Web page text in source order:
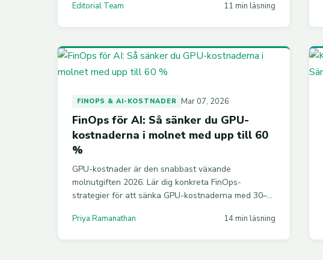
Editorial Team 11 min läsning
FINOPS & AI-KOSTNADER Mar 07, 2026
FinOps för AI: Så sänker du GPU-
kostnaderna i molnet med upp till 60
%
GPU-kostnader är den snabbast växande
molnutgiften 2026. Lär dig konkreta FinOps-
strategier för att sänka GPU-kostnaderna med 30–
Kubernetes GPU-delning och modellkvantisering.
Priya Ramanathan 14 min läsning